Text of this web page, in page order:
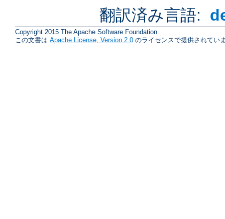
翻訳済み言語:
Copyright 2015 The Apache Software Foundation.
この文書は Apache License, Version 2.0 のライセンスで提供されてい